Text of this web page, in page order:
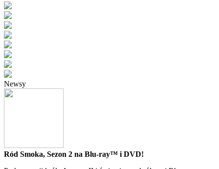
Newsy
Ród Smoka, Sezon 2 na Blu-ray™ i DVD!